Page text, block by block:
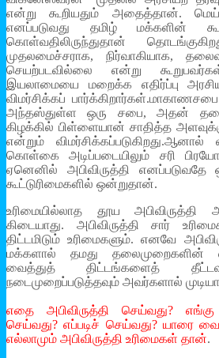
என்று கூறியதும் அதைத்தான்.
எனப்படுவது தமிழ் மக்களின்
கொள்வதிலிருந்துதான்
முதலமைச்சராக, நிர்வாகியாக,
செயற்படவில்லை என்று
இயலாமையை மறைக்க எதிர்ப்பு
விமர்சிக்கப்
அந்தஸ்துள்ள ஒரு சபை, அதன்
கிழக்கில் பிள்ளையான் சாதித்த
என்றும்
கொள்கை அடிப்படையிலும் சரி
ஏனெனில் அபிவிருத்தி
கூட்டுரிமைகளில் ஒன்றுதான்.
உரிமையில்லாத தூய
கிடையாது. அபிவிருத்தி சார்
திட்டமிடும் உரிமைகளும். எனவே
மக்களால் தமது தலைமுறைகளின்
வைத்துத் திட்டங்களைத்
நடைமுறைப்படுத்தவும் அவர்களால்
எதை அபிவிருத்தி செய்வது?
செய்வது? எப்படிச் செய்வது? யாரை
எல்லாமும் அபிவிருத்தி உரிமைகள் தான்.